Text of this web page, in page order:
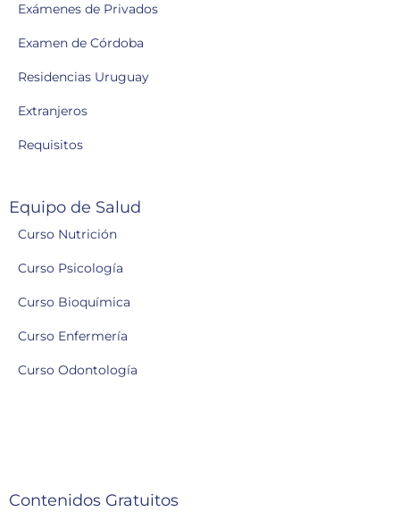
Exámenes de Privados
Examen de Córdoba
Residencias Uruguay
Extranjeros
Requisitos
Equipo de Salud
Curso Nutrición
Curso Psicología
Curso Bioquímica
Curso Enfermería
Curso Odontología
Contenidos Gratuitos